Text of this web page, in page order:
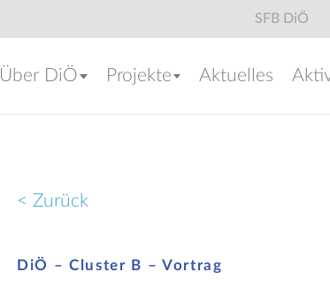
SFB DiÖ
Über DiÖ Projekte Aktuelles
< Zurück
DiÖ – Cluster B – Vortrag